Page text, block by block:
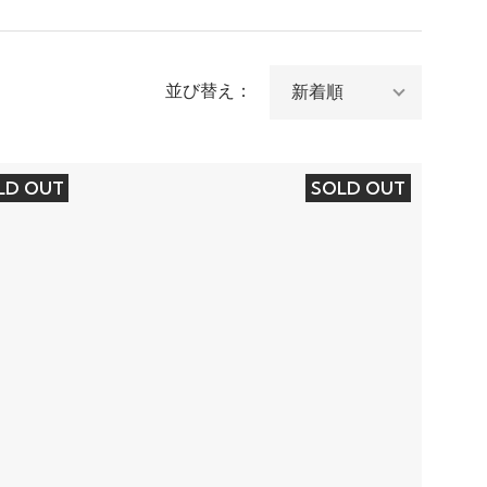
並び替え：
OUT SOLD OUT